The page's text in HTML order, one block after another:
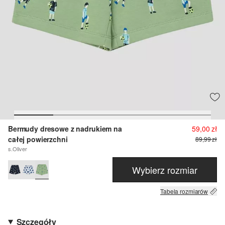
Bermudy dresowe z nadrukiem na
całej powierzchni
s.Oliver
59,00 zł
89,99 zł
Wybierz rozmiar
Tabela rozmiarów
Szczegóły